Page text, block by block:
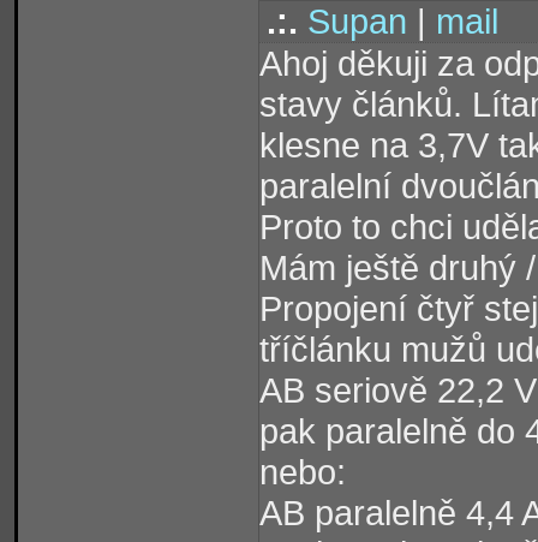
.:. Supan | mail
Ahoj děkuji za
stavy článků.
klesne na 3,7V
paralelní
Proto to chci
Mám ještě druhý
Propojení čtyř
tříčlánku mužů
AB seriově 22,2
pak paralelně do
nebo:
AB paralelně 4,4